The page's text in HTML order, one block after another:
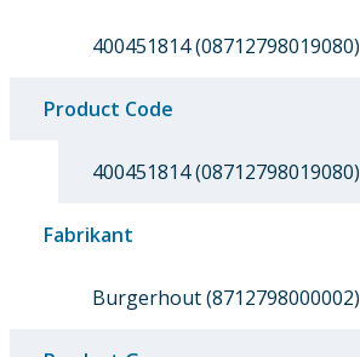
400451814 (08712798019080)
Product Code
400451814 (08712798019080)
Fabrikant
Burgerhout (8712798000002)